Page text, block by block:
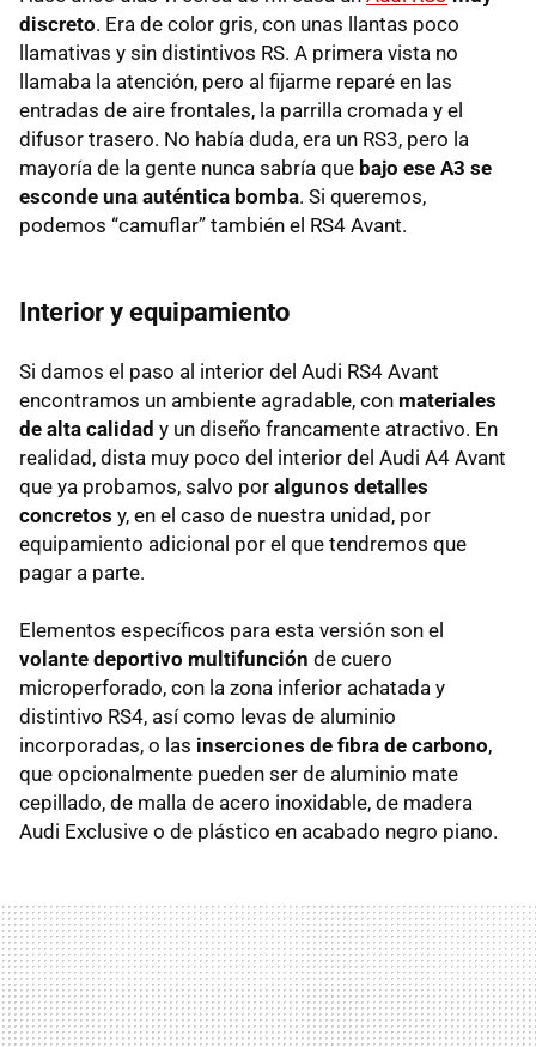
discreto. Era de color gris, con unas llantas poco
llamativas y sin distintivos RS. A primera vista no
llamaba la atención, pero al fijarme reparé en las
entradas de aire frontales, la parrilla cromada y el
difusor trasero. No había duda, era un RS3, pero la
mayoría de la gente nunca sabría que bajo ese A3 se
esconde una auténtica bomba. Si queremos,
podemos “camuflar” también el RS4 Avant.
Interior y equipamiento
Si damos el paso al interior del Audi RS4 Avant
encontramos un ambiente agradable, con materiales
de alta calidad y un diseño francamente atractivo. En
realidad, dista muy poco del interior del Audi A4 Avant
que ya probamos, salvo por algunos detalles
concretos y, en el caso de nuestra unidad, por
equipamiento adicional por el que tendremos que
pagar a parte.
Elementos específicos para esta versión son el
volante deportivo multifunción de cuero
microperforado, con la zona inferior achatada y
distintivo RS4, así como levas de aluminio
incorporadas, o las inserciones de fibra de carbono,
que opcionalmente pueden ser de aluminio mate
cepillado, de malla de acero inoxidable, de madera
Audi Exclusive o de plástico en acabado negro piano.